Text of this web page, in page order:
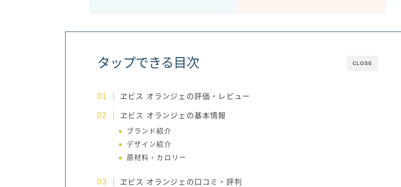
CLOSE
タップできる目次
ヱビス オランジェの評価・レビュー
ヱビス オランジェの基本情報
ブランド紹介
デザイン紹介
原材料・カロリー
ヱビス オランジェの口コミ・評判